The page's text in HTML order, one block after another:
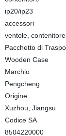
ip20/ip23
accessori
ventole, contenitore
Pacchetto di
Wooden Case
Marchio
Pengcheng
Origine
Xuzhou, Jiangsu
Codice SA
8504220000